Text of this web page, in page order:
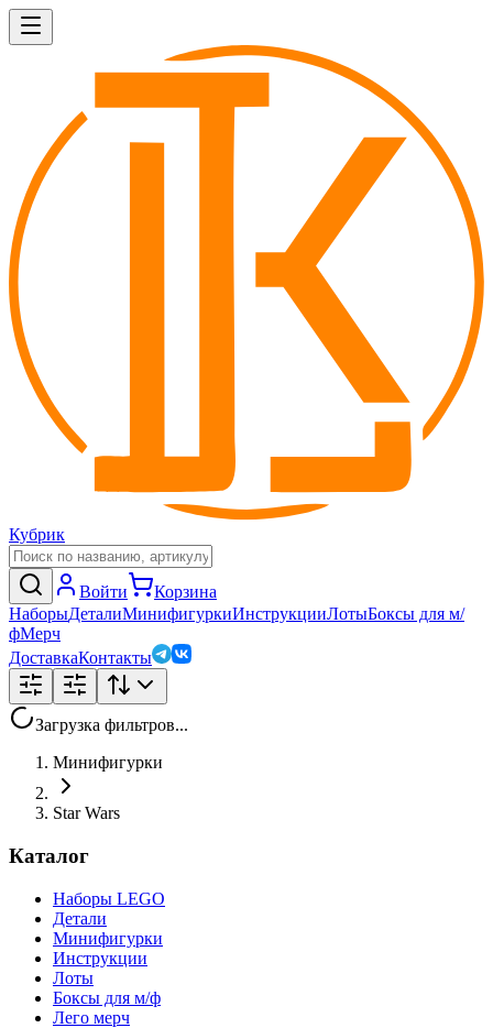
Кубрик
Войти
Корзина
НаборыДеталиМинифигуркиИнструкцииЛотыБоксы для м/
фМерч
ДоставкаКонтакты
Загрузка фильтров...
Минифигурки
Star Wars
Каталог
Наборы LEGO
Детали
Минифигурки
Инструкции
Лоты
Боксы для м/ф
Лего мерч